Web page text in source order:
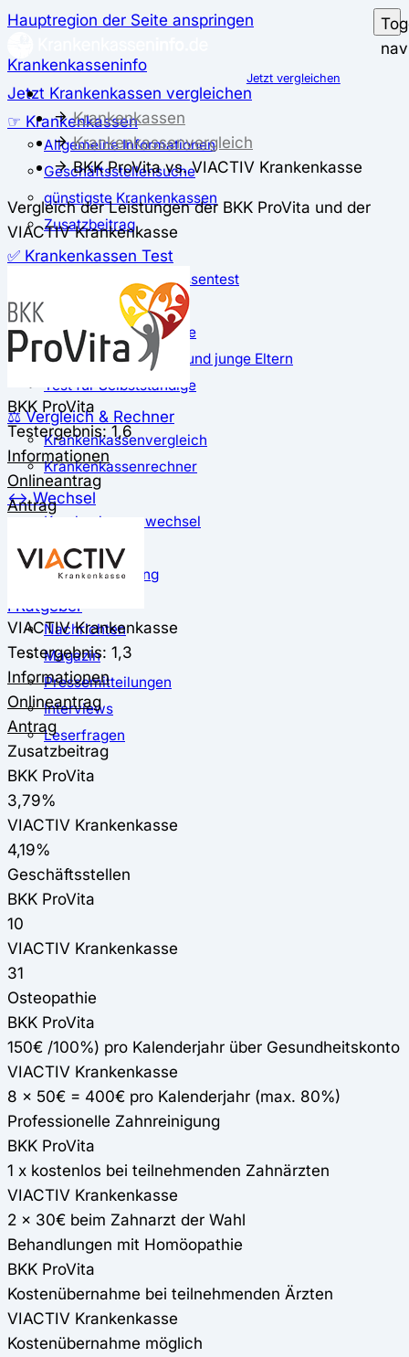
Hauptregion der Seite anspringen
Krankenkasseninfo
Jetzt Krankenkassen vergleichen
☞ Krankenkassen
Allgemeine Informationen
Geschäftsstellensuche
günstigste Krankenkassen
Zusatzbeitrag
✅ Krankenkassen Test
Der große Krankenkassentest
Test für Studierende
Test für Auszubildende
Test für Schwangere und junge Eltern
Test für Selbstständige
⚖️ Vergleich & Rechner
Krankenkassenvergleich
Krankenkassenrechner
↔ Wechsel
Krankenkassenwechsel
Kündigung
Musterkündigung
ℹ Ratgeber
Nachrichten
Magazin
Pressemitteilungen
Interviews
Leserfragen
Jetzt vergleichen
Krankenkassen
Krankenkassenvergleich
BKK ProVita vs. VIACTIV Krankenkasse
Vergleich der Leistungen der BKK ProVita und der
VIACTIV Krankenkasse
BKK ProVita
Testergebnis: 1,6
Informationen
Onlineantrag
Antrag
VIACTIV Krankenkasse
Testergebnis: 1,3
Informationen
Onlineantrag
Antrag
Zusatzbeitrag
BKK ProVita
3,79%
VIACTIV Krankenkasse
4,19%
Geschäftsstellen
BKK ProVita
10
VIACTIV Krankenkasse
31
Osteopathie
BKK ProVita
150€ /100%) pro Kalenderjahr über Gesundheitskonto
VIACTIV Krankenkasse
8 x 50€ = 400€ pro Kalenderjahr (max. 80%)
Professionelle Zahnreinigung
BKK ProVita
1 x kostenlos bei teilnehmenden Zahnärzten
VIACTIV Krankenkasse
2 x 30€ beim Zahnarzt der Wahl
Behandlungen mit Homöopathie
BKK ProVita
Kostenübernahme bei teilnehmenden Ärzten
VIACTIV Krankenkasse
Kostenübernahme möglich